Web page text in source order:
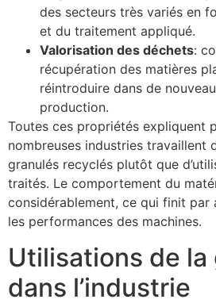
des secteurs très variés en
et du traitement appliqué.
Valorisation des déchets:
récupération des matières
réintroduire dans de
production.
Toutes ces propriétés expliquent
nombreuses industries travaillent
granulés recyclés plutôt que
traités. Le comportement du
considérablement, ce qui finit par
les performances des machines.
Utilisations de la
dans l’industrie